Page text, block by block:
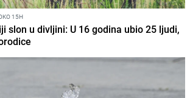
15H
slon u divljini: U 16 godina ubio 25 ljudi,